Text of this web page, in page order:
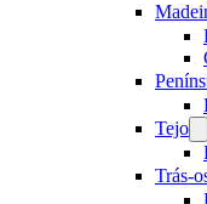
Tejo
Trás-